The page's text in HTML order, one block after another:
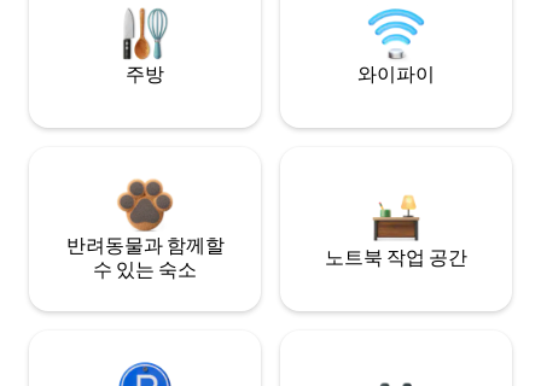
주방 와이파이
반려동물과 함께할
수 있는 숙소
노트북 작업 공간